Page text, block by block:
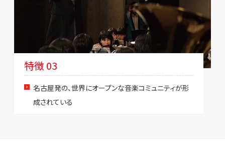
特徴 03
名古屋発の、世界にオープンな音楽コミュニティが形
成されている